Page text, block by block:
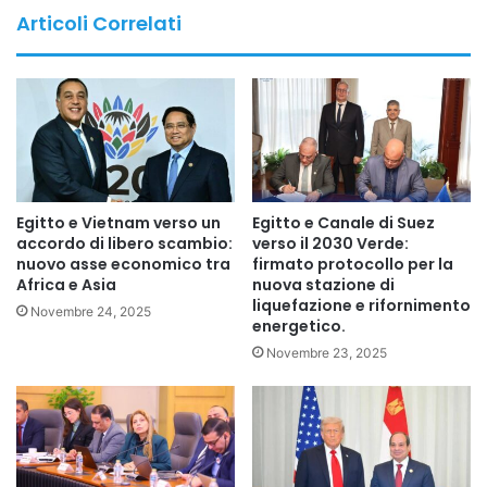
compagnie energetiche e analisti geopolitici: esistono
internazionali?
Una delle risposte più concrete si trova nel cuore del
deserto egiziano.
IL RUOLO DEI CHOKEPOINT NELLA GEOPOLITICA
DELL’ENERGIA
Gli analisti definiscono chokepoint quei passaggi
geografici ristretti attraverso i quali transitano enormi
Tra i principali nodi energetici del mondo figurano:
Articoli Correlati
Egitto e Vietnam verso un
accordo di libero scambio:
nuovo asse economico tra
Africa e Asia
Novembre 24, 2025
Egitto e Canale di Suez
verso il 2030 Verde:
firmato protocollo per la
nuova stazione di
liquefazione e rifornimento
energetico.
Novembre 23, 2025